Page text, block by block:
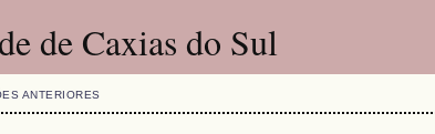
de Caxias do Sul
ANTERIORES